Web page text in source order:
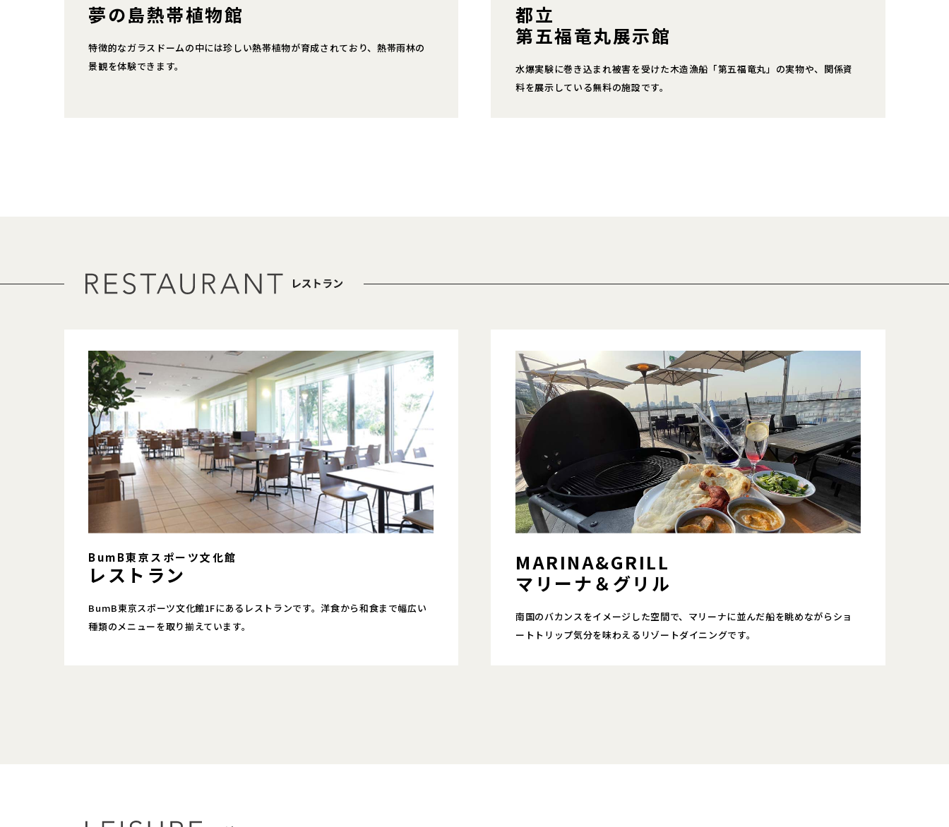
夢の島熱帯植物館
特徴的なガラスドームの中には珍しい熱帯植物が育成されており、熱帯雨林の
景観を体験できます。
都立
第五福竜丸展示館
水爆実験に巻き込まれ被害を受けた木造漁船「第五福竜丸」の実物や、関係資
料を展示している無料の施設です。
BumB東京スポーツ文化館
レストラン
BumB東京スポーツ文化館1Fにあるレストランです。洋食から和食まで幅広い
種類のメニューを取り揃えています。
MARINA&GRILL
マリーナ＆グリル
南国のバカンスをイメージした空間で、マリーナに並んだ船を眺めながらショ
ートトリップ気分を味わえるリゾートダイニングです。